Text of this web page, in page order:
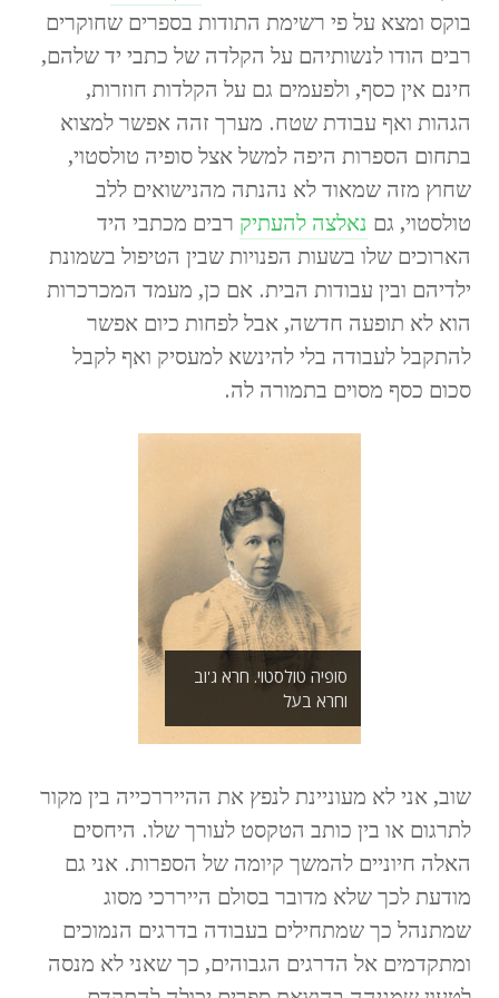
בוקס ומצא על פי רשימת התודות בספרים שחוקרים
רבים הודו לנשותיהם על הקלדה של כתבי יד שלהם,
חינם אין כסף, ולפעמים גם על הקלדות חוזרות,
הגהות ואף עבודת שטח. מערך זהה אפשר למצוא
בתחום הספרות היפה למשל אצל סופיה טולסטוי,
שחוץ מזה שמאוד לא נהנתה מהנישואים ללב
טולסטוי, גם נאלצה להעתיק רבים מכתבי היד
הארוכים שלו בשעות הפנויות שבין הטיפול בשמונת
ילדיהם ובין עבודות הבית. אם כן, מעמד המכרכרות
הוא לא תופעה חדשה, אבל לפחות כיום אפשר
להתקבל לעבודה בלי להינשא למעסיק ואף לקבל
סכום כסף מסוים בתמורה לה.
סופיה טולסטוי. חרא ג'וב
וחרא בעל
שוב, אני לא מעוניינת לנפץ את ההייררכייה בין מקור
לתרגום או בין כותב הטקסט לעורך שלו. היחסים
האלה חיוניים להמשך קיומה של הספרות. אני גם
מודעת לכך שלא מדובר בסולם הייררכי מסוג
שמתנהל כך שמתחילים בעבודה בדרגים הנמוכים
ומתקדמים אל הדרגים הגבוהים, כך שאני לא מנסה